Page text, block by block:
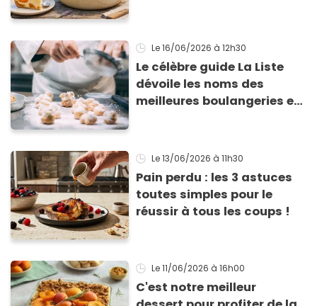
Le 16/06/2026 à 12h30
Le célèbre guide La Liste
dévoile les noms des
meilleures boulangeries et
Le 13/06/2026 à 11h30
Pain perdu : les 3 astuces
toutes simples pour le
réussir à tous les coups !
Le 11/06/2026 à 16h00
C'est notre meilleur